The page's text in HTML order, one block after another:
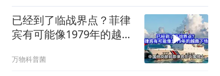
已经到了临战界点？菲律
宾有可能像1979年的越南
万物科普菌